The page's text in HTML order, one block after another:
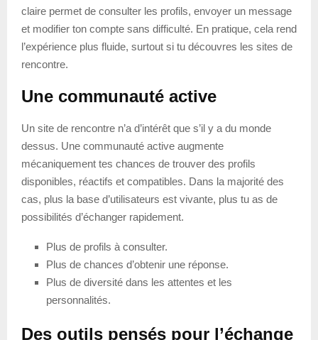
claire permet de consulter les profils, envoyer un message
et modifier ton compte sans difficulté. En pratique, cela rend
l’expérience plus fluide, surtout si tu découvres les sites de
rencontre.
Une communauté active
Un site de rencontre n’a d’intérêt que s’il y a du monde
dessus. Une communauté active augmente
mécaniquement tes chances de trouver des profils
disponibles, réactifs et compatibles. Dans la majorité des
cas, plus la base d’utilisateurs est vivante, plus tu as de
possibilités d’échanger rapidement.
Plus de profils à consulter.
Plus de chances d’obtenir une réponse.
Plus de diversité dans les attentes et les
personnalités.
Des outils pensés pour l’échange